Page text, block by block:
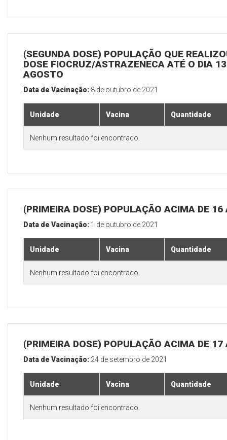
(SEGUNDA DOSE) POPULAÇÃO QUE
DOSE FIOCRUZ/ASTRAZENECA ATÉ O DIA
AGOSTO
Data de Vacinação: 8 de outubro de 2021
Unidade Vacina Quantidade
Nenhum resultado foi encontrado.
(PRIMEIRA DOSE) POPULAÇÃO ACIMA DE 16
Data de Vacinação: 1 de outubro de 2021
Unidade Vacina Quantidade
Nenhum resultado foi encontrado.
(PRIMEIRA DOSE) POPULAÇÃO ACIMA DE 17
Data de Vacinação: 24 de setembro de 2021
Unidade Vacina Quantidade
Nenhum resultado foi encontrado.